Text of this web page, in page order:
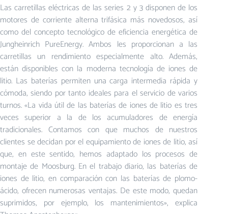
Las carretillas eléctricas de las series 2 y 3 disponen de los
motores de corriente alterna trifásica más novedosos, así
como del concepto tecnológico de eficiencia energética de
Jungheinrich PureEnergy. Ambos les proporcionan a las
carretillas un rendimiento especialmente alto. Además,
están disponibles con la moderna tecnología de iones de
litio. Las baterías permiten una carga intermedia rápida y
cómoda, siendo por tanto ideales para el servicio de varios
turnos. «La vida útil de las baterías de iones de litio es tres
veces superior a la de los acumuladores de energía
tradicionales. Contamos con que muchos de nuestros
clientes se decidan por el equipamiento de iones de litio, así
que, en este sentido, hemos adaptado los procesos de
montaje de Moosburg. En el trabajo diario, las baterías de
iones de litio, en comparación con las baterías de plomo-
ácido, ofrecen numerosas ventajas. De este modo, quedan
suprimidos, por ejemplo, los mantenimientos», explica